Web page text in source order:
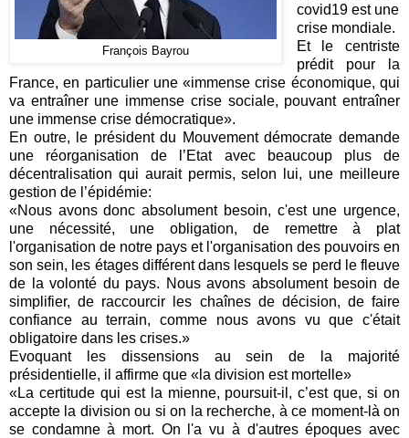
François Bayrou
covid19 est une
crise mondiale.
Et le centriste
prédit pour la
France, en particulier une «immense crise économique, qui
va entraîner une immense crise sociale, pouvant entraîner
une immense crise démocratique».
En outre, le président du Mouvement démocrate demande
une réorganisation de l’Etat avec beaucoup plus de
décentralisation qui aurait permis, selon lui, une meilleure
gestion de l’épidémie:
«Nous avons donc absolument besoin, c'est une urgence,
une nécessité, une obligation, de remettre à plat
l'organisation de notre pays et l'organisation des pouvoirs en
son sein, les étages différent dans lesquels se perd le fleuve
de la volonté du pays. Nous avons absolument besoin de
simplifier, de raccourcir les chaînes de décision, de faire
confiance au terrain, comme nous avons vu que c'était
obligatoire dans les crises.»
Evoquant les dissensions au sein de la majorité
présidentielle, il affirme que «la division est mortelle»
«La certitude qui est la mienne, poursuit-il, c’est que, si on
accepte la division ou si on la recherche, à ce moment-là on
se condamne à mort. On l'a vu à d'autres époques avec